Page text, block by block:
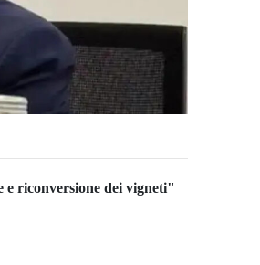
riconversione dei vigneti"